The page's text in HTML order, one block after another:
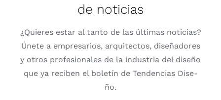
de noticias
¿Quie­res estar al tan­to de las últi­mas noti­cias?
Úne­te a empre­sa­rios, arqui­tec­tos, dise­ña­do­res
y otros pro­fe­sio­na­les de la indus­tria del dise­ño
que ya reci­ben el bole­tín de Ten­den­cias Dise­
ño.